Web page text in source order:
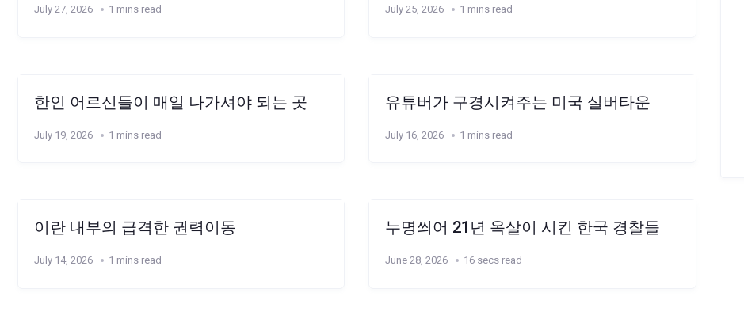
July 27, 2026 1 mins read July 25, 2026 1 mins read
한인 어르신들이 매일 나가셔야 되는 곳
July 19, 2026 1 mins read
유튜버가 구경시켜주는 미국 실버타운
July 16, 2026 1 mins read
이란 내부의 급격한 권력이동
July 14, 2026 1 mins read
누명씌어 21년 옥살이 시킨 한국 경찰들
June 28, 2026 16 secs read